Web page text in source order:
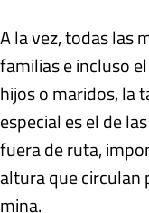
A la vez, todas las
familias e incluso
hijos o maridos, la
especial es el de
fuera de ruta,
altura que circulan
mina.